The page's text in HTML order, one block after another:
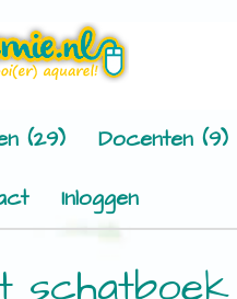
(29) Docenten (9)
Inloggen